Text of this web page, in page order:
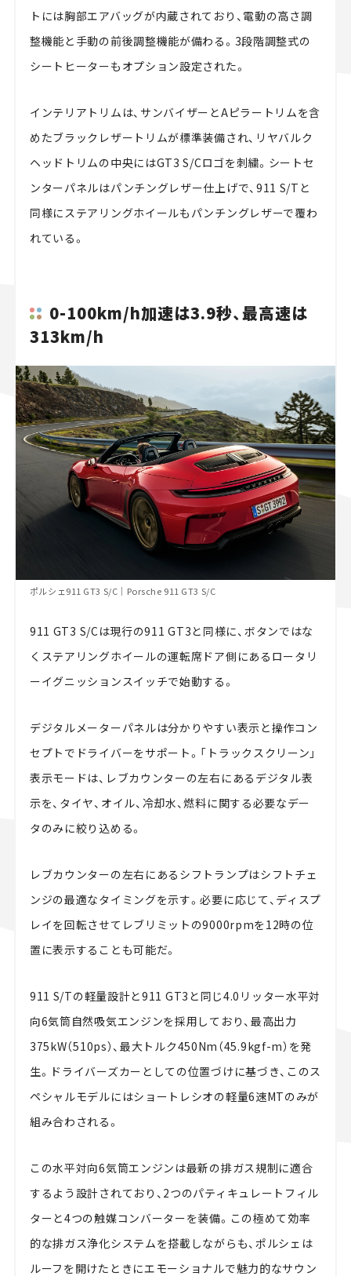
トには胸部エアバッグが内蔵されており、電動の高さ調
整機能と手動の前後調整機能が備わる。3段階調整式の
シートヒーターもオプション設定された。
インテリアトリムは、サンバイザーとAピラートリムを含
めたブラックレザートリムが標準装備され、リヤバルク
ヘッドトリムの中央にはGT3 S/Cロゴを刺繍。シートセ
ンターパネルはパンチングレザー仕上げで、911 S/Tと
同様にステアリングホイールもパンチングレザーで覆わ
れている。
0-100km/h加速は3.9秒、最高速は
313km/h
ポルシェ911 GT3 S/C｜Porsche 911 GT3 S/C
911 GT3 S/Cは現行の911 GT3と同様に、ボタンではな
くステアリングホイールの運転席ドア側にあるロータリ
ーイグニッションスイッチで始動する。
デジタルメーターパネルは分かりやすい表示と操作コン
セプトでドライバーをサポート。「トラックスクリーン」
表示モードは、レブカウンターの左右にあるデジタル表
示を、タイヤ、オイル、冷却水、燃料に関する必要なデー
タのみに絞り込める。
レブカウンターの左右にあるシフトランプはシフトチェ
ンジの最適なタイミングを示す。必要に応じて、ディスプ
レイを回転させてレブリミットの9000rpmを12時の位
置に表示することも可能だ。
911 S/Tの軽量設計と911 GT3と同じ4.0リッター水平対
向6気筒自然吸気エンジンを採用しており、最高出力
375kW（510ps）、最大トルク450Nm（45.9kgf-m）を発
生。ドライバーズカーとしての位置づけに基づき、このス
ペシャルモデルにはショートレシオの軽量6速MTのみが
組み合わされる。
この水平対向6気筒エンジンは最新の排ガス規制に適合
するよう設計されており、2つのパティキュレートフィル
ターと4つの触媒コンバーターを装備。この極めて効率
的な排ガス浄化システムを搭載しながらも、ポルシェは
ルーフを開けたときにエモーショナルで魅力的なサウン